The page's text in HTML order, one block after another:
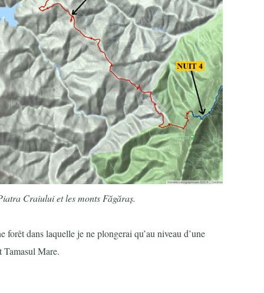
Craiului et les monts Făgăraș.
dans laquelle je ne plongerai qu’au niveau d’une
Tamasul Mare.